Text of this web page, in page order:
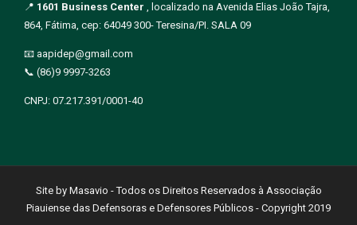
📍 1601 Business Center , localizado na Avenida Elias João Tajra,
864, Fátima, cep: 64049 300- Teresina/PI. SALA 09
📧 aapidep@gmail.com
📞 (86)9 9997-3263
CNPJ: 07.217.391/0001-40
Site by Masavio - Todos os Direitos Reservados à Associação
Piauiense das Defensoras e Defensores Públicos - Copyright 2019